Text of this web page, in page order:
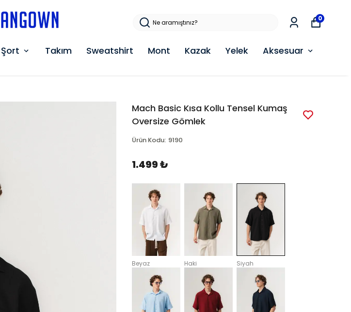
Şort Takım Sweatshirt Mont Kazak Yelek Aksesuar
0
Mach Basic Kısa Kollu Tensel Kumaş
Oversize Gömlek
Ürün Kodu: 9190
1.499 ₺
Beyaz Haki Siyah